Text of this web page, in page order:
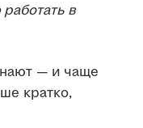
в
— и чаще
кратко,